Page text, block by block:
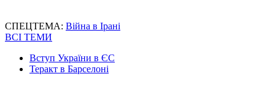
СПЕЦТЕМА: Війна в Ірані
ВСІ ТЕМИ
Вступ України в ЄС
Теракт в Барселоні